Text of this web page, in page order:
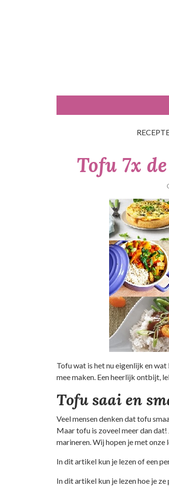
Tofu 7x
Tofu wat is het nu eigenlijk en
mee maken. Een heerlijk ontbijt,
Tofu saai en
Veel mensen denken dat tofu
Maar tofu is zoveel meer dan
marineren. Wij hopen je met
In dit artikel kun je lezen of een
In dit artikel kun je lezen hoe je